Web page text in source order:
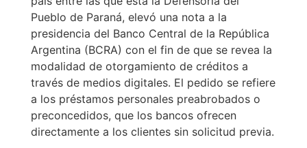
Pueblo de Paraná, elevó una nota a la
presidencia del Banco Central de la República
Argentina (BCRA) con el fin de que se revea la
modalidad de otorgamiento de créditos a
través de medios digitales. El pedido se refiere
a los préstamos personales preabrobados o
preconcedidos, que los bancos ofrecen
directamente a los clientes sin solicitud previa.